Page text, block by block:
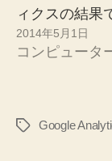
ィクスの結果
2014年5月1日
コンピュータ
タ
Google